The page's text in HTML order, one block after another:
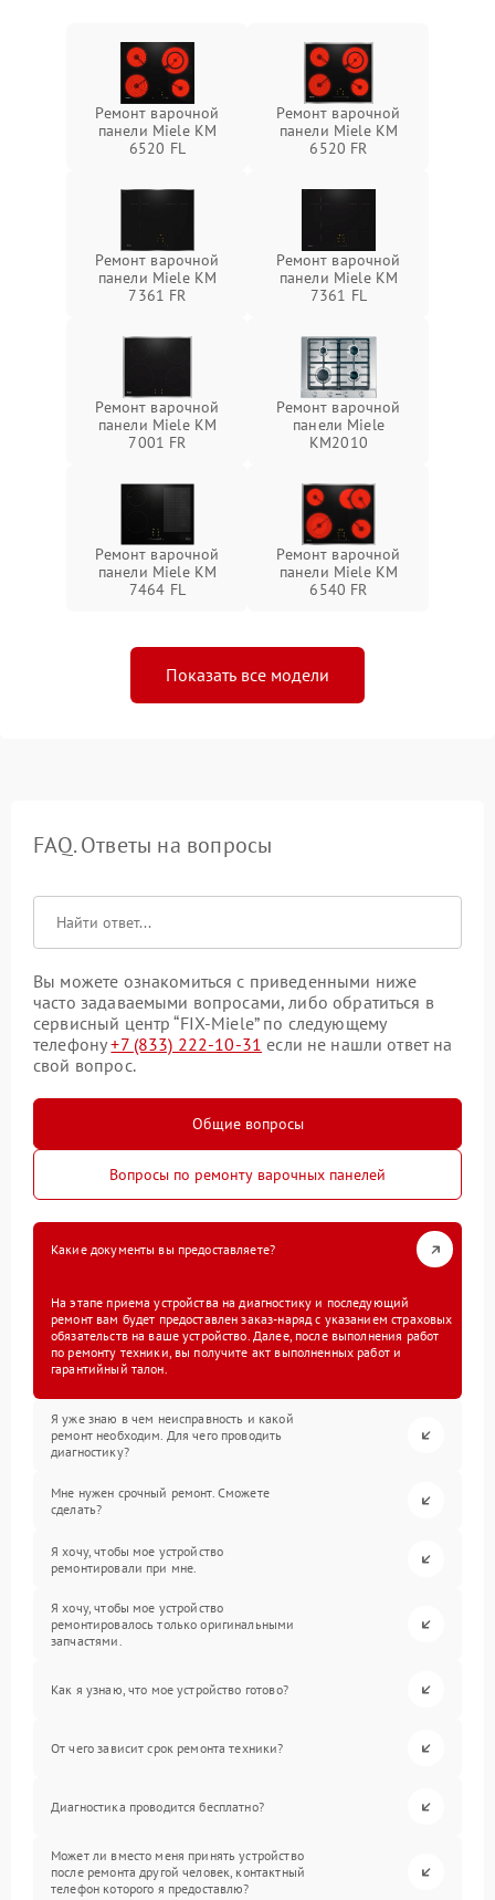
Ремонт варочной
панели Miele KM
6520 FL
Ремонт варочной
панели Miele KM
6520 FR
Ремонт варочной
панели Miele KM
7361 FR
Ремонт варочной
панели Miele KM
7361 FL
Ремонт варочной
панели Miele KM
7001 FR
Ремонт варочной
панели Miele
KM2010
Ремонт варочной
панели Miele KM
7464 FL
Ремонт варочной
панели Miele KM
6540 FR
Показать все модели
FAQ. Ответы на вопросы
Вы можете ознакомиться с приведенными ниже
часто задаваемыми вопросами, либо обратиться в
сервисный центр “FIX-Miele” по следующему
телефону+7 (833) 222-10-31 если не нашли ответ на
свой вопрос.
Общие вопросы
Вопросы по ремонту варочных панелей
Какие документы вы предоставляете?
На этапе приема устройства на диагностику и последующий
ремонт вам будет предоставлен заказ-наряд с указанием страховых
обязательств на ваше устройство. Далее, после выполнения работ
по ремонту техники, вы получите акт выполненных работ и
гарантийный талон.
Я уже знаю в чем неисправность и какой
ремонт необходим. Для чего проводить
диагностику?
Мне нужен срочный ремонт. Сможете
сделать?
Я хочу, чтобы мое устройство
ремонтировали при мне.
Я хочу, чтобы мое устройство
ремонтировалось только оригинальными
запчастями.
Как я узнаю, что мое устройство готово?
От чего зависит срок ремонта техники?
Диагностика проводится бесплатно?
Может ли вместо меня принять устройство
после ремонта другой человек, контактный
телефон которого я предоставлю?